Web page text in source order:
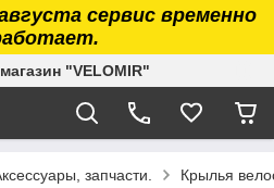
сервис временно
"VELOMIR"
запчасти. Крылья